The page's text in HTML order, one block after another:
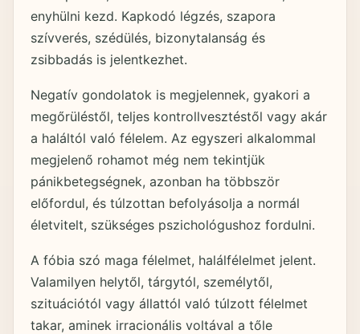
enyhülni kezd. Kapkodó légzés, szapora
szívverés, szédülés, bizonytalanság és
zsibbadás is jelentkezhet.
Negatív gondolatok is megjelennek, gyakori a
megőrüléstől, teljes kontrollvesztéstől vagy akár
a haláltól való félelem. Az egyszeri alkalommal
megjelenő rohamot még nem tekintjük
pánikbetegségnek, azonban ha többször
előfordul, és túlzottan befolyásolja a normál
életvitelt, szükséges pszichológushoz fordulni.
A fóbia szó maga félelmet, halálfélelmet jelent.
Valamilyen helytől, tárgytól, személytől,
szituációtól vagy állattól való túlzott félelmet
takar, aminek irracionális voltával a tőle